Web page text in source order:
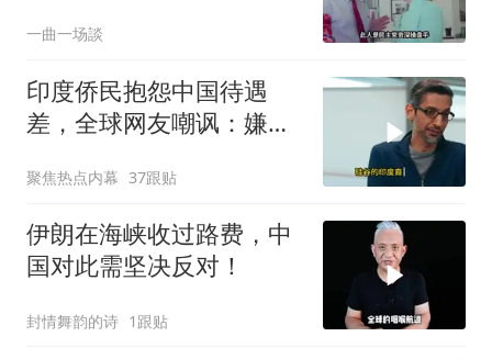
一曲一场談
印度侨民抱怨中国待遇
差，全球网友嘲讽：嫌差
聚焦热点内幕 37跟贴
伊朗在海峡收过路费，中
国对此需坚决反对！
封情舞韵的诗 1跟贴